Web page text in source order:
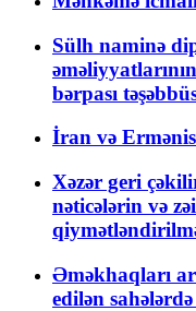
Sülh naminə
bərpası
İran və
Xəzər geri
nəticələrin və
Əməkhaqları
edilən